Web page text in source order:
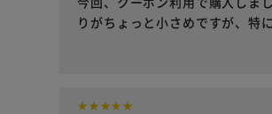
りがちょっと小さめですが、特